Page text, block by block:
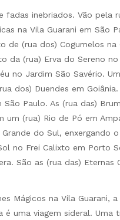
fadas inebriados. Vão pela
na Vila Guarani em São
de (rua dos) Cogumelos na
da (rua) Erva do Sereno
no Jardim São Savério.
dos) Duendes em
Paulo. As (rua das)
um (rua) Rio de Pó em
do Sul, enxergando
no Frei Calixto em Porto
São as (rua das) Eternas
Mágicos na Vila Guarani,
uma viagem sideral. Uma